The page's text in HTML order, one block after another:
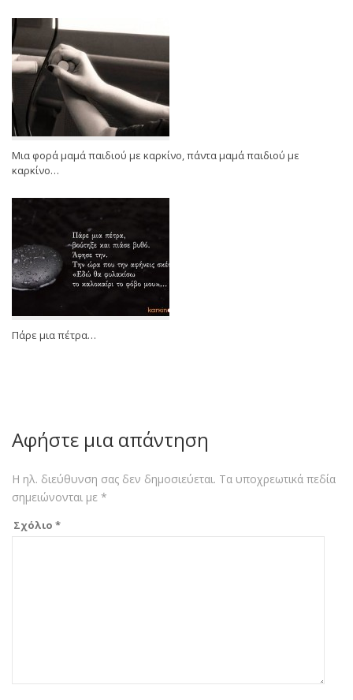
Μια φορά μαμά παιδιού με καρκίνο, πάντα μαμά παιδιού με
καρκίνο…
Πάρε μια πέτρα…
Αφήστε μια απάντηση
Η ηλ. διεύθυνση σας δεν δημοσιεύεται. Τα υποχρεωτικά πεδία
σημειώνονται με *
Σχόλιο *